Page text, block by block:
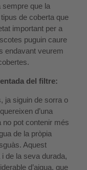
que la
de coberta que
important per a
puguin caure
endavant veurem
del filtre:
ja siguin de sorra o
d’una
no pot contenir més
de la pròpia
Aquest
de la seva durada,
d’aigua, que